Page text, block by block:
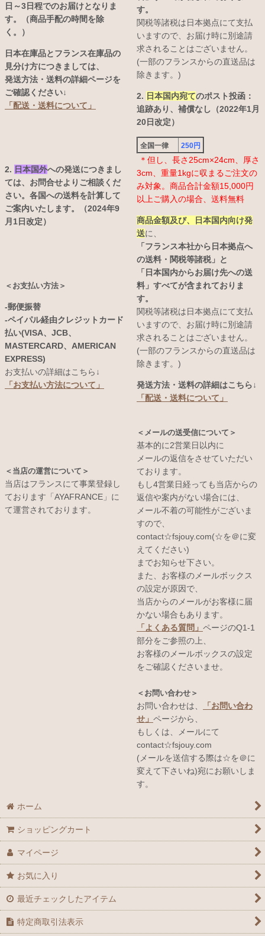
日～3日程でのお届けとなりま
す。（商品手配の時間を除
く。）
日本在庫品とフランス在庫品の
見分け方につきましては、
発送方法・送料の詳細ページを
ご確認ください↓
「配送・送料について」
2. 日本国外への発送につきまし
ては、お問合せよりご相談くだ
さい。各国への送料を計算して
ご案内いたします。（2024年9
月1日改定）
＜お支払い方法＞
-郵便振替
-ペイパル経由クレジットカード
払い(VISA、JCB、
MASTERCARD、AMERICAN
EXPRESS)
お支払いの詳細はこちら↓
「お支払い方法について」
＜当店の運営について＞
当店はフランスにて事業登録し
ております「AYAFRANCE」に
て運営されております。
す。
関税等諸税は日本拠点にて支払
いますので、お届け時に別途請
求されることはございません。
(一部のフランスからの直送品は
除きます。)
2. 日本国内宛てのポスト投函：
追跡あり、補償なし（2022年1月
20日改定）
全国一律 250円
＊但し、長さ25cm×24cm、厚さ
3cm、重量1kgに収まるご注文の
み対象。商品合計金額15,000円
以上ご購入の場合、送料無料
商品金額及び、日本国内向け発
送に、
「フランス本社から日本拠点へ
の送料・関税等諸税」と
「日本国内からお届け先への送
料」すべてが含まれておりま
す。
関税等諸税は日本拠点にて支払
いますので、お届け時に別途請
求されることはございません。
(一部のフランスからの直送品は
除きます。)
発送方法・送料の詳細はこちら↓
「配送・送料について」
＜メールの送受信について＞
基本的に2営業日以内に
メールの返信をさせていただい
ております。
もし4営業日経っても当店からの
返信や案内がない場合には、
メール不着の可能性がございま
すので、
contact☆fsjouy.com(☆を＠に変
えてください)
までお知らせ下さい。
また、お客様のメールボックス
の設定が原因で、
当店からのメールがお客様に届
かない場合もあります。
「よくある質問」 ページのQ1-1
部分をご参照の上、
お客様のメールボックスの設定
をご確認くださいませ。
＜お問い合わせ＞
お問い合わせは、
「お問い合わ
せ」 ページから、
もしくは、メールにて
contact☆fsjouy.com
(メールを送信する際は☆を＠に
変えて下さいね)宛にお願いしま
す。
ホーム
ショッピングカート
マイページ
お気に入り
最近チェックしたアイテム
特定商取引法表示